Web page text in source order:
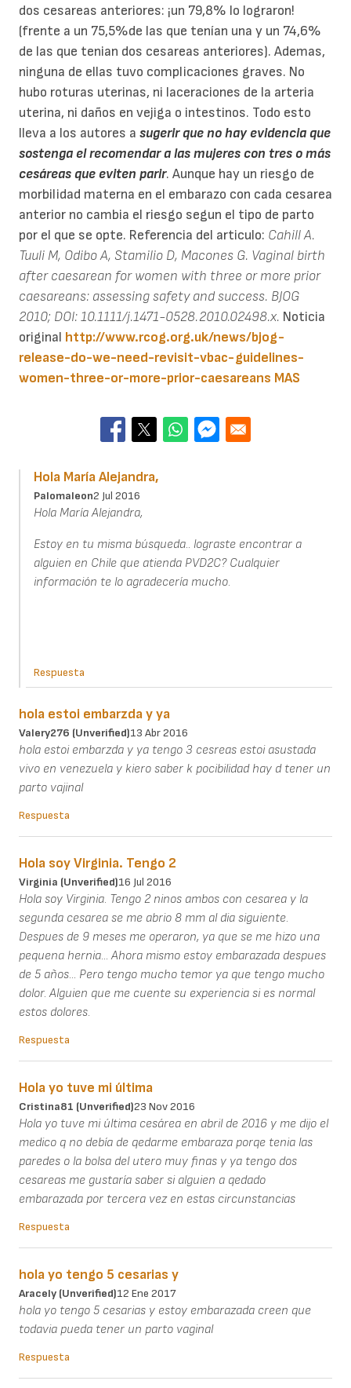
dos cesareas anteriores: ¡un 79,8% lo lograron!
(frente a un 75,5%de las que tenían una y un 74,6%
de las que tenian dos cesareas anteriores). Ademas,
ninguna de ellas tuvo complicaciones graves. No
hubo roturas uterinas, ni laceraciones de la arteria
uterina, ni daños en vejiga o intestinos. Todo esto
lleva a los autores a sugerir que no hay evidencia que
sostenga el recomendar a las mujeres con tres o más
cesáreas que eviten parir. Aunque hay un riesgo de
morbilidad materna en el embarazo con cada cesarea
anterior no cambia el riesgo segun el tipo de parto
por el que se opte. Referencia del articulo: Cahill A.
Tuuli M, Odibo A, Stamilio D, Macones G. Vaginal birth
after caesarean for women with three or more prior
caesareans: assessing safety and success. BJOG
2010; DOI: 10.1111/j.1471-0528.2010.02498.x. Noticia
original http://www.rcog.org.uk/news/bjog-
release-do-we-need-revisit-vbac-guidelines-
women-three-or-more-prior-caesareans MAS
Hola María Alejandra,
Palomaleon2 Jul 2016
Hola María Alejandra,
Estoy en tu misma búsqueda.. lograste encontrar a
alguien en Chile que atienda PVD2C? Cualquier
información te lo agradecería mucho.
Respuesta
hola estoi embarzda y ya
Valery276 (unverified)13 Abr 2016
hola estoi embarzda y ya tengo 3 cesreas estoi asustada
vivo en venezuela y kiero saber k pocibilidad hay d tener un
parto vajinal
Respuesta
Hola soy Virginia. Tengo 2
Virginia (unverified)16 Jul 2016
Hola soy Virginia. Tengo 2 ninos ambos con cesarea y la
segunda cesarea se me abrio 8 mm al dia siguiente.
Despues de 9 meses me operaron, ya que se me hizo una
pequena hernia... Ahora mismo estoy embarazada despues
de 5 años... Pero tengo mucho temor ya que tengo mucho
dolor. Alguien que me cuente su experiencia si es normal
estos dolores.
Respuesta
Hola yo tuve mi última
Cristina81 (unverified)23 Nov 2016
Hola yo tuve mi última cesárea en abril de 2016 y me dijo el
medico q no debía de qedarme embaraza porqe tenia las
paredes o la bolsa del utero muy finas y ya tengo dos
cesareas me gustaría saber si alguien a qedado
embarazada por tercera vez en estas circunstancias
Respuesta
hola yo tengo 5 cesarias y
Aracely (unverified)12 Ene 2017
hola yo tengo 5 cesarias y estoy embarazada creen que
todavia pueda tener un parto vaginal
Respuesta